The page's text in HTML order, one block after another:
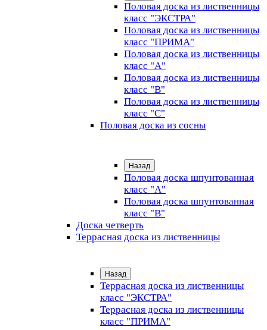
Половая доска из лиственницы
класс "ЭКСТРА"
Половая доска из лиственницы
класс "ПРИМА"
Половая доска из лиственницы
класс "А"
Половая доска из лиственницы
класс "B"
Половая доска из лиственницы
класс "C"
Половая доска из сосны
Назад
Половая доска шпунтованная
класс "А"
Половая доска шпунтованная
класс "B"
Доска четверть
Террасная доска из лиственницы
Назад
Террасная доска из лиственницы
класс "ЭКСТРА"
Террасная доска из лиственницы
класс "ПРИМА"